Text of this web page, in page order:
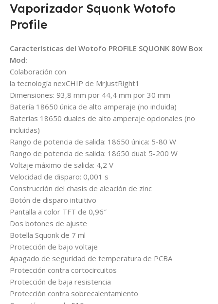
Vaporizador Squonk Wotofo
Profile
Características del Wotofo PROFILE SQUONK 80W Box
Mod:
Colaboración con
la tecnología nexCHIP de MrJustRight1
Dimensiones: 93,8 mm por 44,4 mm por 30 mm
Batería 18650 única de alto amperaje (no incluida)
Baterías 18650 duales de alto amperaje opcionales (no
incluidas)
Rango de potencia de salida: 18650 única: 5-80 W
Rango de potencia de salida: 18650 dual: 5-200 W
Voltaje máximo de salida: 4,2 V
Velocidad de disparo: 0,001 s
Construcción del chasis de aleación de zinc
Botón de disparo intuitivo
Pantalla a color TFT de 0,96″
Dos botones de ajuste
Botella Squonk de 7 ml
Protección de bajo voltaje
Apagado de seguridad de temperatura de PCBA
Protección contra cortocircuitos
Protección de baja resistencia
Protección contra sobrecalentamiento